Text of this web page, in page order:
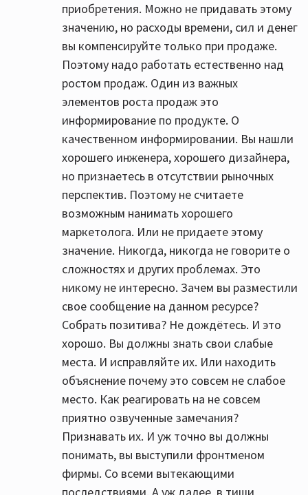
приобретения. Можно не придавать этому
значению, но расходы времени, сил и денег
вы компенсируйте только при продаже.
Поэтому надо работать естественно над
ростом продаж. Один из важных
элементов роста продаж это
информирование по продукте. О
качественном информировании. Вы нашли
хорошего инженера, хорошего дизайнера,
но признаетесь в отсутствии рыночных
перспектив. Поэтому не считаете
возможным нанимать хорошего
маркетолога. Или не придаете этому
значение. Никогда, никогда не говорите о
сложностях и других проблемах. Это
никому не интересно. Зачем вы разместили
свое сообщение на данном ресурсе?
Собрать позитива? Не дождётесь. И это
хорошо. Вы должны знать свои слабые
места. И исправляйте их. Или находить
объяснение почему это совсем не слабое
место. Как реагировать на не совсем
приятно озвученные замечания?
Признавать их. И уж точно вы должны
понимать, вы выступили фронтменом
фирмы. Со всеми вытекающими